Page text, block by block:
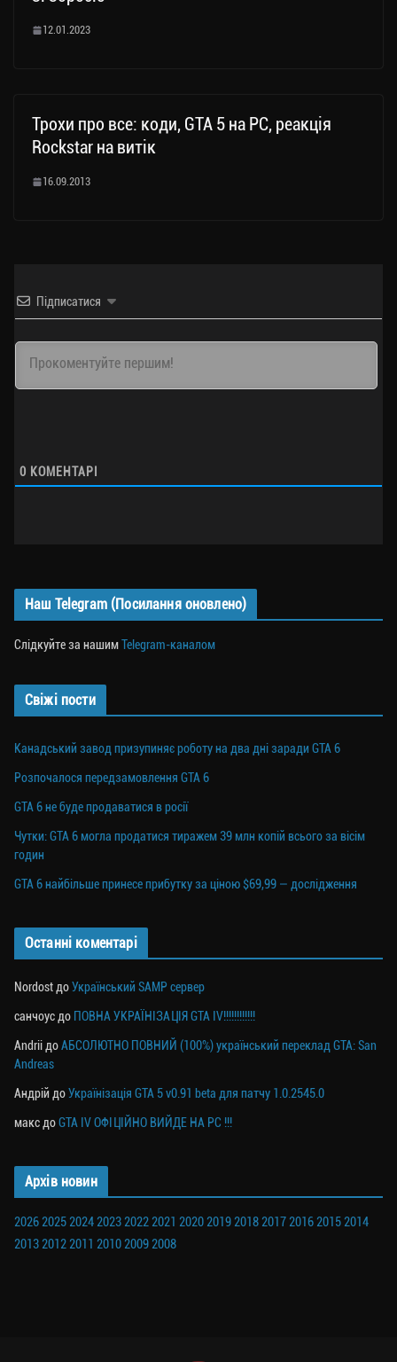
12.01.2023
Трохи про все: коди, GTA 5 на PC, реакція
Rockstar на витік
16.09.2013
Підписатися
0 КОМЕНТАРІ
Наш Telegram (Посилання оновлено)
Слідкуйте за нашимTelegram-каналом
Свіжі пости
Канадський завод призупиняє роботу на два дні заради GTA 6
Розпочалося передзамовлення GTA 6
GTA 6 не буде продаватися в росії
Чутки: GTA 6 могла продатися тиражем 39 млн копій всього за вісім
годин
GTA 6 найбільше принесе прибутку за ціною $69,99 — дослідження
Останні коментарі
Nordost доУкраїнський SAMP сервер
санчоус до ПОВНА УКРАЇНІЗАЦІЯ GTA IV!!!!!!!!!!!!
Andrii доАБСОЛЮТНО ПОВНИЙ (100%) український переклад GTA: San
Andreas
Андрій доУкраїнізація GTA 5 v0.91 beta для патчу 1.0.2545.0
макс доGTA IV ОФІЦІЙНО ВИЙДЕ НА PC !!!
Архів новин
202620252024202320222021 2020201920182017201620152014
201320122011 201020092008